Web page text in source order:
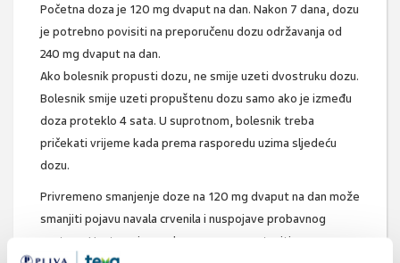
Početna doza je 120 mg dvaput na dan. Nakon 7 dana, dozu
je potrebno povisiti na preporučenu dozu održavanja od
240 mg dvaput na dan.
Ako bolesnik propusti dozu, ne smije uzeti dvostruku dozu.
Bolesnik smije uzeti propuštenu dozu samo ako je između
doza proteklo 4 sata. U suprotnom, bolesnik treba
pričekati vrijeme kada prema rasporedu uzima sljedeću
dozu.
Privremeno smanjenje doze na 120 mg dvaput na dan može
smanjiti pojavu navala crvenila i nuspojave probavnog
sustava. Unutar mjesec dana mora se nastaviti s